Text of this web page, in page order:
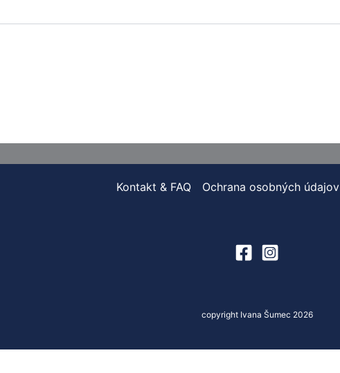
Kontakt & FAQ Ochrana osobných údajov
copyright Ivana Šumec 2026